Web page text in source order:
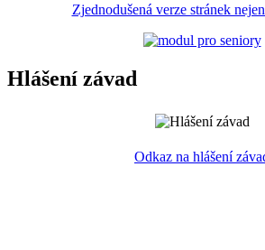
Zjednodušená verze stránek
Hlášení závad
Odkaz na hlášení